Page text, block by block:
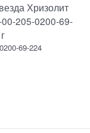
Хризолит
205-0200-69-
69-224